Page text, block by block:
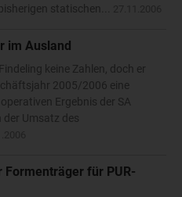
statischen...
im Ausland
keine Zahlen, doch er
2005/2006 eine
Ergebnis der SA
der Umsatz des
für PUR-